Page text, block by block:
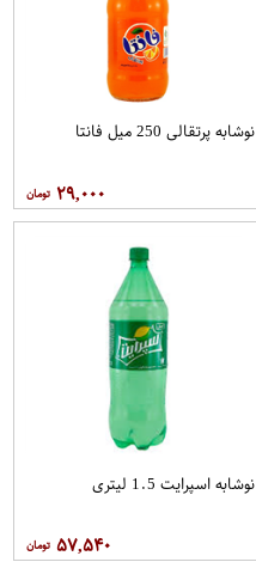
نوشابه پرتقالی 250 میل فانتا
۲۹,۰۰۰
نوشابه اسپرایت 1.5 لیتری
۵۷,۵۴۰